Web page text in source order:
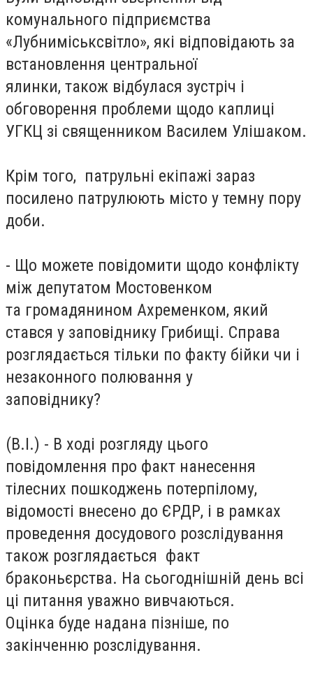
комунального підприємства
«Лубниміськсвітло», які відповідають за
встановлення центральної
ялинки, також відбулася зустріч і
обговорення проблеми щодо каплиці
УГКЦ зі священником Василем Улішаком.
Крім того, патрульні екіпажі зараз
посилено патрулюють місто у темну пору
доби.
- Що можете повідомити щодо конфлікту
між депутатом Мостовенком
та громадянином Ахременком, який
стався у заповіднику Грибищі. Справа
розглядається тільки по факту бійки чи і
незаконного полювання у
заповіднику?
(В.І.) - В ході розгляду цього
повідомлення про факт нанесення
тілесних пошкоджень потерпілому,
відомості внесено до ЄРДР, і в рамках
проведення досудового розслідування
також розглядається факт
браконьєрства. На сьогоднішній день всі
ці питання уважно вивчаються.
Оцінка буде надана пізніше, по
закінченню розслідування.